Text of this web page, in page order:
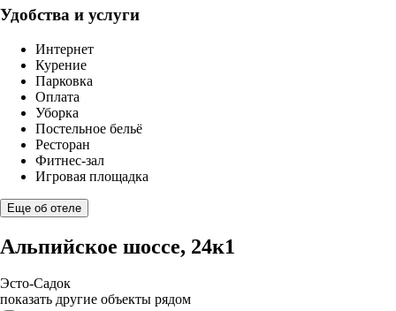
Удобства и услуги
Интернет
Курение
Парковка
Оплата
Уборка
Постельное бельё
Ресторан
Фитнес-зал
Игровая площадка
Еще об отеле
Альпийское шоссе, 24к1
Эсто-Садок
показать другие объекты рядом